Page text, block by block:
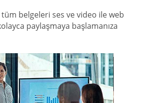
belgeleri ses ve video ile web
paylaşmaya başlamanıza